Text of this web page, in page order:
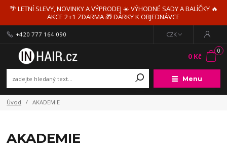
🌴 LETNÍ SLEVY, NOVINKY A VÝPRODEJ ☀️ VÝHODNÉ SADY A BALÍČKY 🔥
AKCE 2+1 ZDARMA 🎁 DÁRKY K OBJEDNÁVCE
Menu
CZK
+420 777 164 090
0
0 Kč
Úvod AKADEMIE
AKADEMIE